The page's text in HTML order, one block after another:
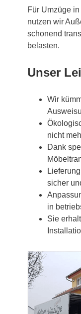
Für Umzüge
nutzen wir
schonend
belasten.
Unser
Wir
nicht
Dank
sicher
in
Sie